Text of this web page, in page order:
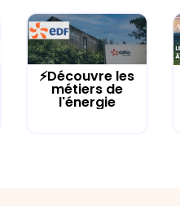
⚡Découvre les
métiers de
l'énergie